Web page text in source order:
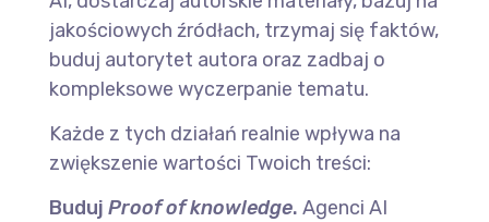
jakościowych źródłach, trzymaj się faktów,
buduj autorytet autora oraz zadbaj o
kompleksowe wyczerpanie tematu.
Każde z tych działań realnie wpływa na
zwiększenie wartości Twoich treści:
Buduj Proof of knowledge. Agenci AI